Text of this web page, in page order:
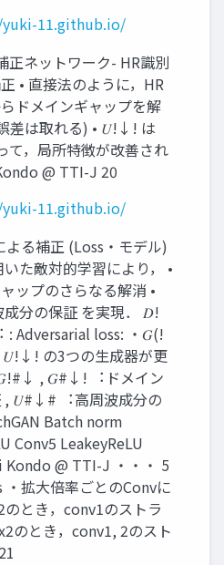
11.github.io/
正ネットワーク- HR識別
• 直接法のように，HR
ドメインギャップを解
差は取れる) • 𝑈!↓! は
，局所特徴が改善され
@ TTI-J 20
11.github.io/
よる補正 (Loss・モデル)
た敵対的学習により， •
ップのさらなる解消 •
成分の保証 を実現． 𝐷!
: Adversarial loss: ・𝐺(!
の3つの⽣成器が更
, 𝐺#↓! ︓ドメイン
, 𝑈#↓# ︓⾼周波成分の
Batch norm
Conv5 LeakeyReLU
Kondo @ TTI-J ・・・ 5
・拡⼤倍率ごとのConvに
のとき，conv1のストラ
のとき，conv1, 2のスト